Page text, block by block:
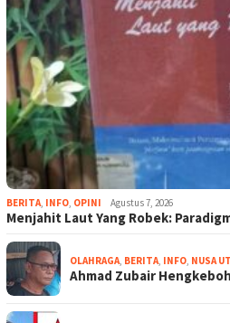
BERITA, INFO, OPINI Agustus 7, 2026
Menjahit Laut Yang Robek:
OLAHRAGA, BERITA, INFO, NUSA
Ahmad Zubair